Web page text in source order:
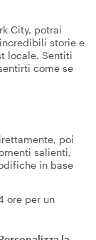
City, potrai
storie e
locale. Sentiti
come se
poi
salienti,
in base
ore per un